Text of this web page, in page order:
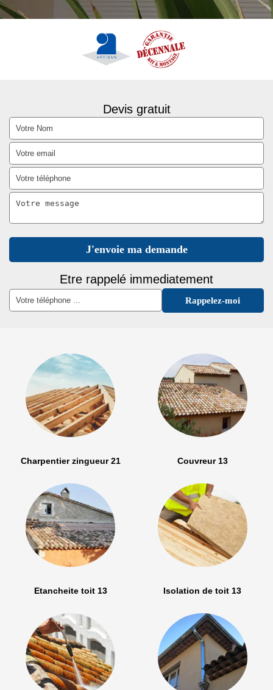
Devis gratuit
Etre rappelé immediatement
Charpentier zingueur 21 Couvreur 13
Etancheite toit 13 Isolation de toit 13